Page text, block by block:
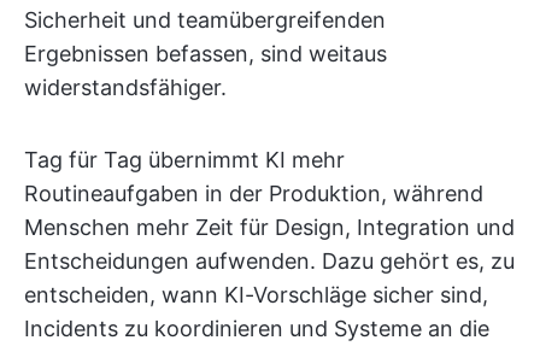
Sicherheit und teamübergreifenden
Ergebnissen befassen, sind weitaus
widerstandsfähiger.
Tag für Tag übernimmt KI mehr
Routineaufgaben in der Produktion, während
Menschen mehr Zeit für Design, Integration und
Entscheidungen aufwenden. Dazu gehört es, zu
entscheiden, wann KI-Vorschläge sicher sind,
Incidents zu koordinieren und Systeme an die